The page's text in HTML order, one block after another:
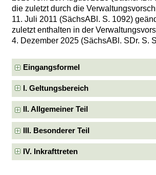
die zuletzt durch die
11. Juli 2011 (SächsABl. S. 1092)
zuletzt enthalten in der
4. Dezember 2025 (SächsABl. SDr. S.
Eingangsformel
I. Geltungsbereich
II. Allgemeiner Teil
III. Besonderer Teil
IV. Inkrafttreten